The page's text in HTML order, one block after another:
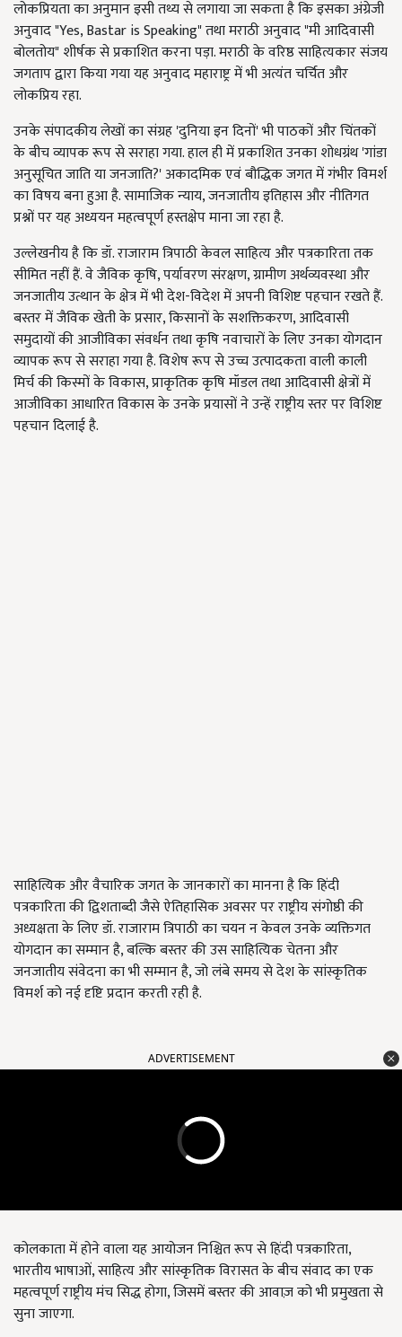
लोकप्रियता का अनुमान इसी तथ्य से लगाया जा सकता है कि इसका अंग्रेजी
अनुवाद "Yes, Bastar is Speaking" तथा मराठी अनुवाद "मी आदिवासी
बोलतोय" शीर्षक से प्रकाशित करना पड़ा. मराठी के वरिष्ठ साहित्यकार संजय
जगताप द्वारा किया गया यह अनुवाद महाराष्ट्र में भी अत्यंत चर्चित और
लोकप्रिय रहा.
उनके संपादकीय लेखों का संग्रह 'दुनिया इन दिनों' भी पाठकों और चिंतकों
के बीच व्यापक रूप से सराहा गया. हाल ही में प्रकाशित उनका शोधग्रंथ 'गांडा
अनुसूचित जाति या जनजाति?' अकादमिक एवं बौद्धिक जगत में गंभीर विमर्श
का विषय बना हुआ है. सामाजिक न्याय, जनजातीय इतिहास और नीतिगत
प्रश्नों पर यह अध्ययन महत्वपूर्ण हस्तक्षेप माना जा रहा है.
उल्लेखनीय है कि डॉ. राजाराम त्रिपाठी केवल साहित्य और पत्रकारिता तक
सीमित नहीं हैं. वे जैविक कृषि, पर्यावरण संरक्षण, ग्रामीण अर्थव्यवस्था और
जनजातीय उत्थान के क्षेत्र में भी देश-विदेश में अपनी विशिष्ट पहचान रखते हैं.
बस्तर में जैविक खेती के प्रसार, किसानों के सशक्तिकरण, आदिवासी
समुदायों की आजीविका संवर्धन तथा कृषि नवाचारों के लिए उनका योगदान
व्यापक रूप से सराहा गया है. विशेष रूप से उच्च उत्पादकता वाली काली
मिर्च की किस्मों के विकास, प्राकृतिक कृषि मॉडल तथा आदिवासी क्षेत्रों में
आजीविका आधारित विकास के उनके प्रयासों ने उन्हें राष्ट्रीय स्तर पर विशिष्ट
पहचान दिलाई है.
साहित्यिक और वैचारिक जगत के जानकारों का मानना है कि हिंदी
पत्रकारिता की द्विशताब्दी जैसे ऐतिहासिक अवसर पर राष्ट्रीय संगोष्ठी की
अध्यक्षता के लिए डॉ. राजाराम त्रिपाठी का चयन न केवल उनके व्यक्तिगत
योगदान का सम्मान है, बल्कि बस्तर की उस साहित्यिक चेतना और
जनजातीय संवेदना का भी सम्मान है, जो लंबे समय से देश के सांस्कृतिक
विमर्श को नई दृष्टि प्रदान करती रही है.
ADVERTISEMENT
कोलकाता में होने वाला यह आयोजन निश्चित रूप से हिंदी पत्रकारिता,
भारतीय भाषाओं, साहित्य और सांस्कृतिक विरासत के बीच संवाद का एक
महत्वपूर्ण राष्ट्रीय मंच सिद्ध होगा, जिसमें बस्तर की आवाज़ को भी प्रमुखता से
सुना जाएगा.